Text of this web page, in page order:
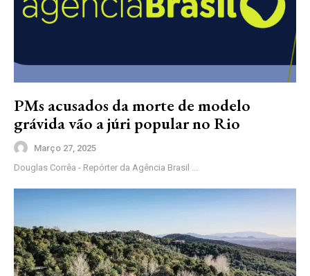
PMs acusados da morte de modelo
grávida vão a júri popular no Rio
Março 27, 2025
Douglas Corrêa - Repórter da Agência Brasil ...